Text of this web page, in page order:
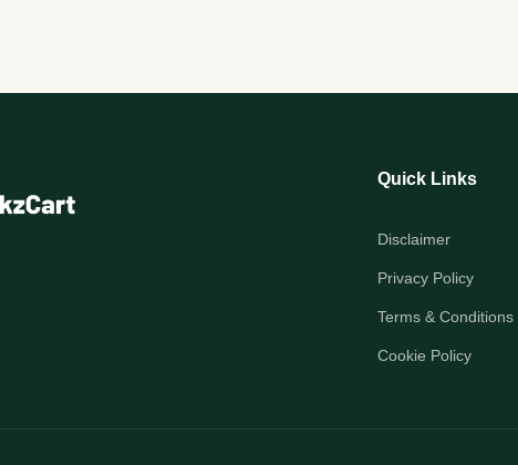
Quick Links
Disclaimer
Privacy Policy
Terms & Conditions
Cookie Policy